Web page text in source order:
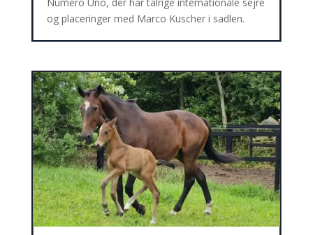
og placeringer med Marco Kuscher i sadlen.